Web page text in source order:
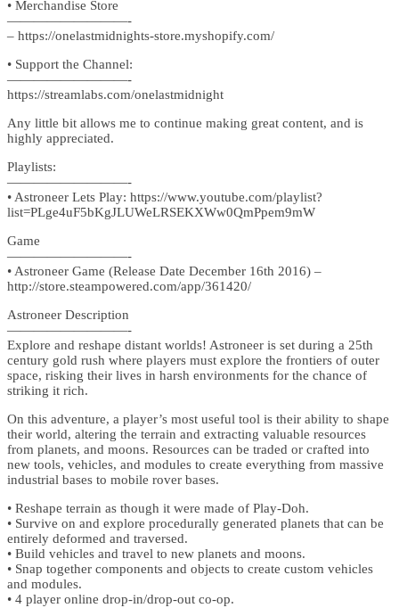
• Merchandise Store
—————————-
– https://onelastmidnights-store.myshopify.com/
• Support the Channel:
—————————-
https://streamlabs.com/onelastmidnight
Any little bit allows me to continue making great content, and is
highly appreciated.
Playlists:
—————————-
• Astroneer Lets Play: https://www.youtube.com/playlist?
list=PLge4uF5bKgJLUWeLRSEKXWw0QmPpem9mW
Game
—————————-
• Astroneer Game (Release Date December 16th 2016) –
http://store.steampowered.com/app/361420/
Astroneer Description
—————————-
Explore and reshape distant worlds! Astroneer is set during a 25th
century gold rush where players must explore the frontiers of outer
space, risking their lives in harsh environments for the chance of
striking it rich.
On this adventure, a player’s most useful tool is their ability to shape
their world, altering the terrain and extracting valuable resources
from planets, and moons. Resources can be traded or crafted into
new tools, vehicles, and modules to create everything from massive
industrial bases to mobile rover bases.
• Reshape terrain as though it were made of Play-Doh.
• Survive on and explore procedurally generated planets that can be
entirely deformed and traversed.
• Build vehicles and travel to new planets and moons.
• Snap together components and objects to create custom vehicles
and modules.
• 4 player online drop-in/drop-out co-op.